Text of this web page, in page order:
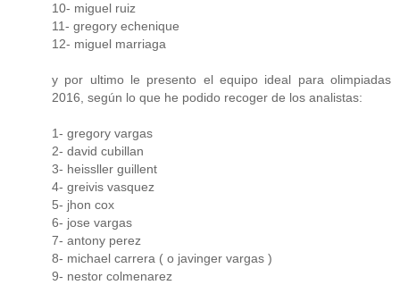
10- miguel ruiz
11- gregory echenique
12- miguel marriaga
y por ultimo le presento el equipo ideal para olimpiadas
2016, según lo que he podido recoger de los analistas:
1- gregory vargas
2- david cubillan
3- heissller guillent
4- greivis vasquez
5- jhon cox
6- jose vargas
7- antony perez
8- michael carrera ( o javinger vargas )
9- nestor colmenarez